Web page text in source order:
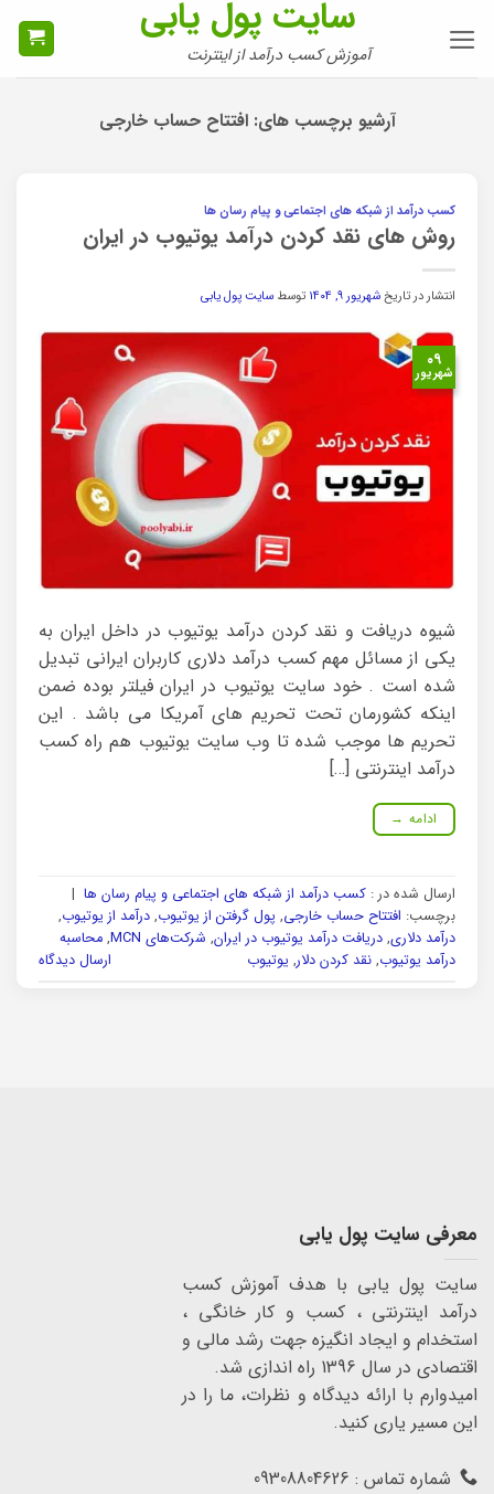
سایت پول یابی
آموزش کسب درآمد از اینترنت
آرشیو برچسب های:افتتاح حساب خارجی
کسب درآمد از شبکه های اجتماعی و پیام رسان ها
روش های نقد کردن درآمد یوتیوب در ایران
انتشار در تاریخشهریور ۹, ۱۴۰۴ توسط سایت پول یابی
۰۹
شهریور
شیوه دریافت و نقد کردن درآمد یوتیوب در داخل ایران به
یکی از مسائل مهم کسب درآمد دلاری کاربران ایرانی تبدیل
شده است . خود سایت یوتیوب در ایران فیلتر بوده ضمن
اینکه کشورمان تحت تحریم های آمریکا می باشد . این
تحریم ها موجب شده تا وب سایت یوتیوب هم راه کسب
درآمد اینترنتی […]
ادامه →
ارسال شده در : کسب درآمد از شبکه های اجتماعی و پیام رسان ها |
برچسب: افتتاح حساب خارجی, پول گرفتن از یوتیوب, درآمد از یوتیوب,
درآمد دلاری, دریافت درآمد یوتیوب در ایران, شرکت‌های MCN , محاسبه
درآمد یوتیوب, نقد کردن دلار, یوتیوب ارسال دیدگاه
معرفی سایت پول یابی
سایت پول یابی با هدف آموزش کسب
درآمد اینترنتی ، کسب و کار خانگی ،
استخدام و ایجاد انگیزه جهت رشد مالی و
اقتصادی در سال 1396 راه اندازی شد.
امیدوارم با ارائه دیدگاه و نظرات، ما را در
این مسیر یاری کنید.
شماره تماس : 09308804626